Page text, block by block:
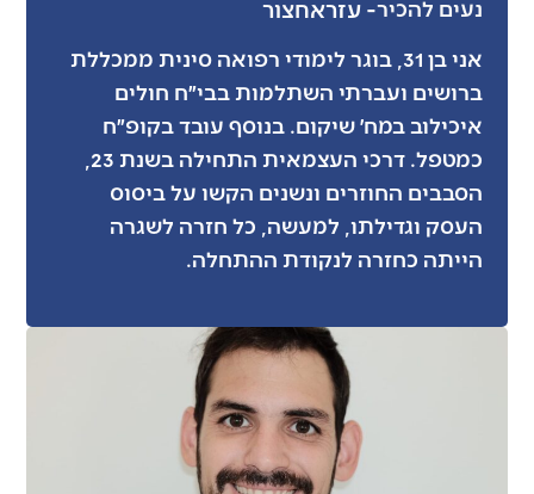
נעים להכיר- עזראחצור
אני בן 31, בוגר לימודי רפואה סינית ממכללת
ברושים ועברתי השתלמות בבי״ח חולים
איכילוב במח׳ שיקום. בנוסף עובד בקופ״ח
הסבבים החוזרים ונשנים הקשו על ביסוס
העסק וגדילתו, למעשה, כל חזרה לשגרה
הייתה כחזרה לנקודת ההתחלה.